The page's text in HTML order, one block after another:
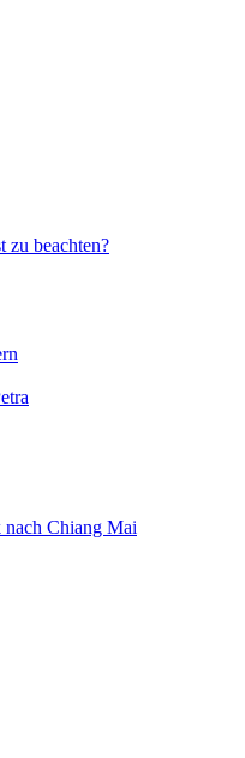
zu beachten?
nach Chiang Mai